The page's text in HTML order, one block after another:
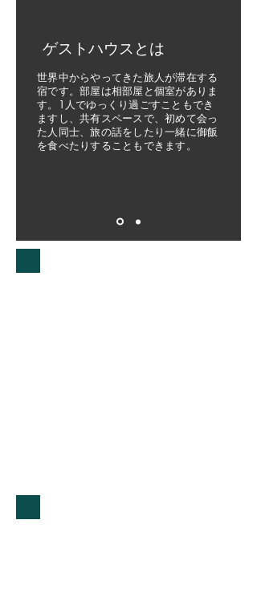
ゲストハウスとは
世界中からやってきた旅人が滞在する
宿です。部屋は相部屋と個室がありま
す。1人でゆっくり過ごすこともでき
ますし、共有スペースで、初めて会っ
た人同士、旅の話をしたり一緒に御飯
を食べたりすることもできます。